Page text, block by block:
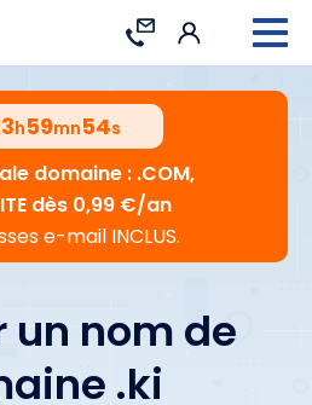
Contact Connexion
h59mn53s
domaine : .COM,
dès 0,99 €/an
e-mail INCLUS.
un nom de
.ki